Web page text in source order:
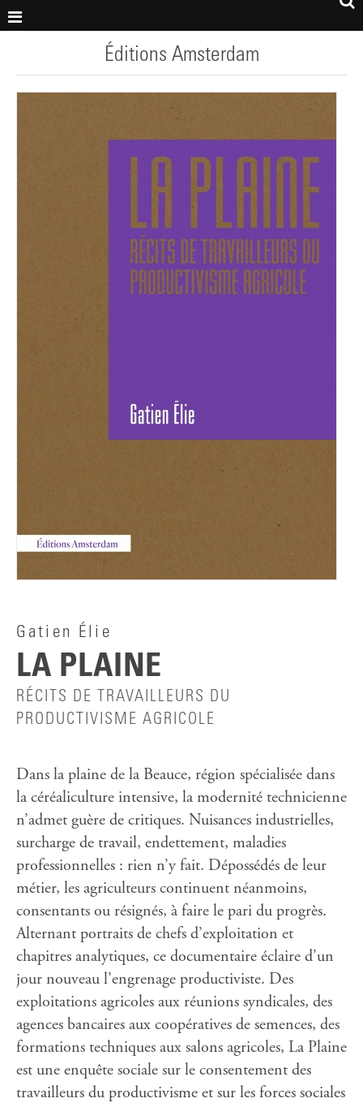
Éditions Amsterdam
Gatien Élie
LA PLAINE
RÉCITS DE TRAVAILLEURS DU
PRODUCTIVISME AGRICOLE
Dans la plaine de la Beauce, région spécialisée dans
la céréaliculture intensive, la modernité technicienne
n’admet guère de critiques. Nuisances industrielles,
surcharge de travail, endettement, maladies
professionnelles : rien n’y fait. Dépossédés de leur
métier, les agriculteurs continuent néanmoins,
consentants ou résignés, à faire le pari du progrès.
Alternant portraits de chefs d’exploitation et
chapitres analytiques, ce documentaire éclaire d’un
jour nouveau l’engrenage productiviste. Des
exploitations agricoles aux réunions syndicales, des
agences bancaires aux coopératives de semences, des
formations techniques aux salons agricoles, La Plaine
est une enquête sociale sur le consentement des
travailleurs du productivisme et sur les forces sociales